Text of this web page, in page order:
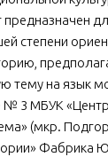
степени
тему на язык
3 МБУК
(мкр.
Фабрика